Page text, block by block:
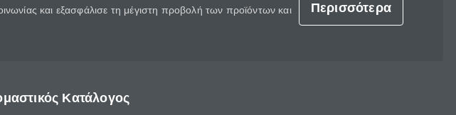
και εξασφάλισε τη μέγιστη προβολή των προϊόντων και
Περισσότερα
Κατάλογος